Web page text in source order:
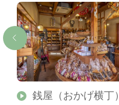
銭屋（おかげ横丁）